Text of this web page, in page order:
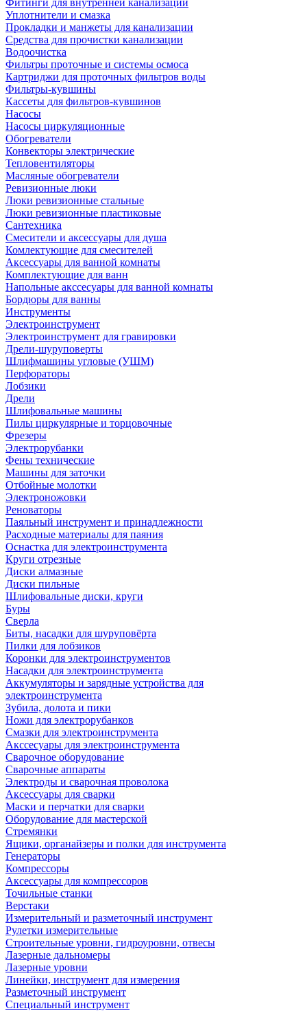
Фитинги для внутренней канализации
Уплотнители и смазка
Прокладки и манжеты для канализации
Средства для прочистки канализации
Водоочистка
Фильтры проточные и системы осмоса
Картриджи для проточных фильтров воды
Фильтры-кувшины
Кассеты для фильтров-кувшинов
Насосы
Насосы циркуляционные
Обогреватели
Конвекторы электрические
Тепловентиляторы
Масляные обогреватели
Ревизионные люки
Люки ревизионные стальные
Люки ревизионные пластиковые
Сантехника
Смесители и аксессуары для душа
Комлектующие для смесителей
Аксессуары для ванной комнаты
Комплектующие для ванн
Напольные акссесуары для ванной комнаты
Бордюры для ванны
Инструменты
Электроинструмент
Электроинструмент для гравировки
Дрели-шуруповерты
Шлифмашины угловые (УШМ)
Перфораторы
Лобзики
Дрели
Шлифовальные машины
Пилы циркулярные и торцовочные
Фрезеры
Электрорубанки
Фены технические
Машины для заточки
Отбойные молотки
Электроножовки
Реноваторы
Паяльный инструмент и принадлежности
Расходные материалы для паяния
Оснастка для электроинструмента
Круги отрезные
Диски алмазные
Диски пильные
Шлифовальные диски, круги
Буры
Сверла
Биты, насадки для шуруповёрта
Пилки для лобзиков
Коронки для электроинструментов
Насадки для электроинструмента
Аккумуляторы и зарядные устройства для
электроинструмента
Зубила, долота и пики
Ножи для электрорубанков
Смазки для электроинструмента
Акссесуары для электроинструмента
Сварочное оборудование
Сварочные аппараты
Электроды и сварочная проволока
Аксессуары для сварки
Маски и перчатки для сварки
Оборудование для мастерской
Стремянки
Ящики, органайзеры и полки для инструмента
Генераторы
Компрессоры
Аксессуары для компрессоров
Точильные станки
Верстаки
Измерительный и разметочный инструмент
Рулетки измерительные
Строительные уровни, гидроуровни, отвесы
Лазерные дальномеры
Лазерные уровни
Линейки, инструмент для измерения
Разметочный инструмент
Специальный инструмент